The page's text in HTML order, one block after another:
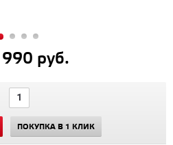
руб.
ПОКУПКА В 1 КЛИК